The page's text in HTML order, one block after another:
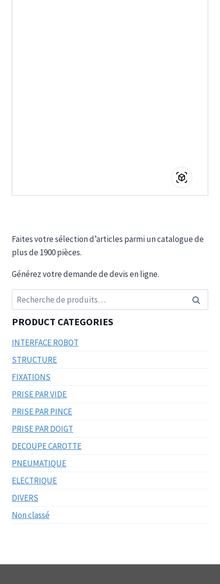
Faites votre sélection d’articles parmi un catalogue de
plus de 1900 pièces.
Générez votre demande de devis en ligne.
Recherche
pour :
PRODUCT CATEGORIES
INTERFACE ROBOT
STRUCTURE
FIXATIONS
PRISE PAR VIDE
PRISE PAR PINCE
PRISE PAR DOIGT
DECOUPE CAROTTE
PNEUMATIQUE
ELECTRIQUE
DIVERS
Non classé